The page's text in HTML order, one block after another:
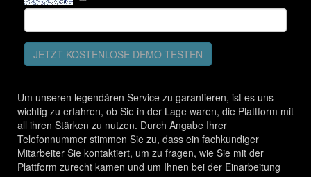
JETZT KOSTENLOSE DEMO TESTEN
Um unseren legendären Service zu garantieren, ist es uns
wichtig zu erfahren, ob Sie in der Lage waren, die Plattform mit
all ihren Stärken zu nutzen. Durch Angabe Ihrer
Telefonnummer stimmen Sie zu, dass ein fachkundiger
Mitarbeiter Sie kontaktiert, um zu fragen, wie Sie mit der
Plattform zurecht kamen und um Ihnen bei der Einarbeitung